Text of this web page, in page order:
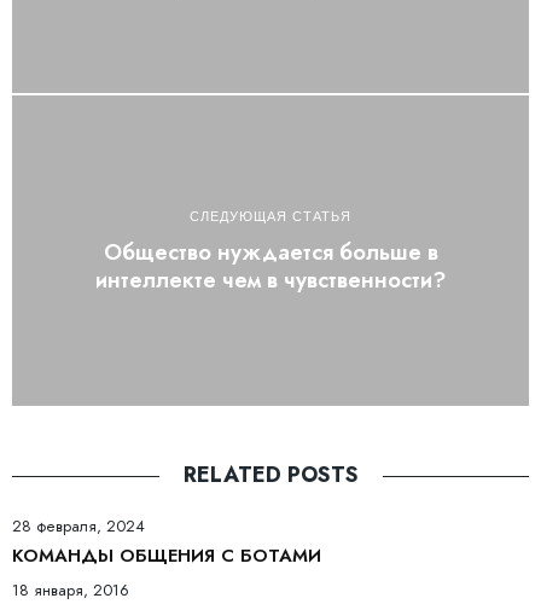
СЛЕДУЮЩАЯ СТАТЬЯ
Общество нуждается больше в
интеллекте чем в чувственности?
RELATED POSTS
28 февраля, 2024
КОМАНДЫ ОБЩЕНИЯ С БОТАМИ
18 января, 2016